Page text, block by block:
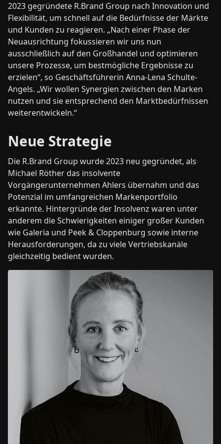
2023 gegründete R.Brand Group nach Innovation und
Flexibilität, um schnell auf die Bedürfnisse der Märkte
und Kunden zu reagieren. „Nach einer Phase der
Neuausrichtung fokussieren wir uns nun
ausschließlich auf den Großhandel und optimieren
unsere Prozesse, um bestmögliche Ergebnisse zu
erzielen“, so Geschäftsführerin Anna-Lena Schulte-
Angels. „Wir wollen Synergien zwischen den Marken
nutzen und sie entsprechend den Marktbedürfnissen
weiterentwickeln.“
Neue Strategie
Die R.Brand Group wurde 2023 neu gegründet, als
Michael Röther das insolvente
Vorgängerunternehmen Ahlers übernahm und das
Potenzial im umfangreichen Markenportfolio
erkannte. Hintergründe der Insolvenz waren unter
anderem die Schwierigkeiten einiger großer Kunden
wie Galeria und Peek & Cloppenburg sowie interne
Herausforderungen, da zu viele Vertriebskanäle
gleichzeitig bedient wurden.